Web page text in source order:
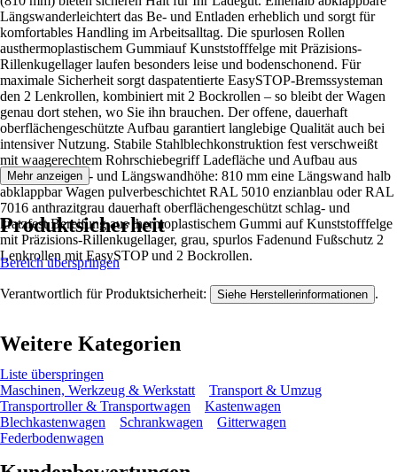
Längswanderleichtert das Be- und Entladen erheblich und sorgt für
komfortables Handling im Arbeitsalltag. Die spurlosen Rollen
austhermoplastischem Gummiauf Kunststofffelge mit Präzisions-
Rillenkugellager laufen besonders leise und bodenschonend. Für
maximale Sicherheit sorgt daspatentierte EasySTOP-Bremssysteman
den 2 Lenkrollen, kombiniert mit 2 Bockrollen – so bleibt der Wagen
genau dort stehen, wo Sie ihn brauchen. Der offene, dauerhaft
oberflächengeschützte Aufbau garantiert langlebige Qualität auch bei
intensiver Nutzung. Stabile Stahlblechkonstruktion fest verschweißt
mit waagerechtem Rohrschiebegriff Ladefläche und Aufbau aus
Stahlblech Stirn- und Längswandhöhe: 810 mm eine Längswand halb
abklappbar Wagen pulverbeschichtet RAL 5010 enzianblau oder RAL
7016 anthrazitgrau dauerhaft oberflächengeschützt schlag- und
kratzfest Bereifung aus thermoplastischem Gummi auf Kunststofffelge
mit Präzisions-Rillenkugellager, grau, spurlos Fadenund Fußschutz 2
Lenkrollen mit EasySTOP und 2 Bockrollen.
Mehr anzeigen
Produktsicherheit
Bereich überspringen
Verantwortlich für Produktsicherheit: Siehe Herstellerinformationen .
Weitere Kategorien
Liste überspringen
Maschinen, Werkzeug & Werkstatt
Transport & Umzug
Transportroller & Transportwagen
Kastenwagen
Blechkastenwagen
Schrankwagen
Gitterwagen
Federbodenwagen